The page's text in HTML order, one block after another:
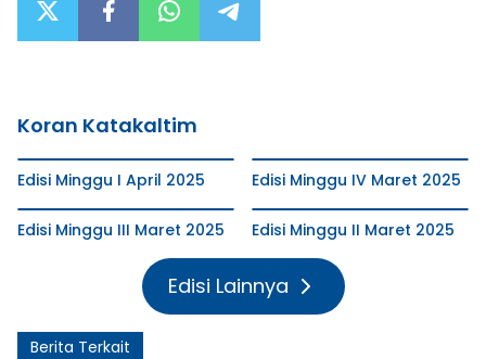
Koran Katakaltim
Edisi Minggu I April 2025 Edisi Minggu IV Maret 2025
Edisi Minggu III Maret 2025 Edisi Minggu II Maret 2025
Edisi Lainnya
Berita Terkait